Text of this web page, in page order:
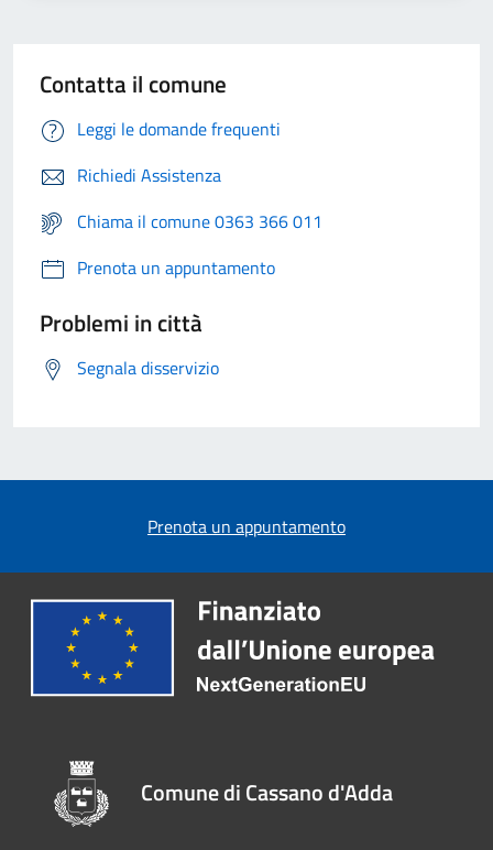
Contatta il comune
Leggi le domande frequenti
Richiedi Assistenza
Chiama il comune 0363 366 011
Prenota un appuntamento
Problemi in città
Segnala disservizio
Prenota un appuntamento
Comune di Cassano d'Adda